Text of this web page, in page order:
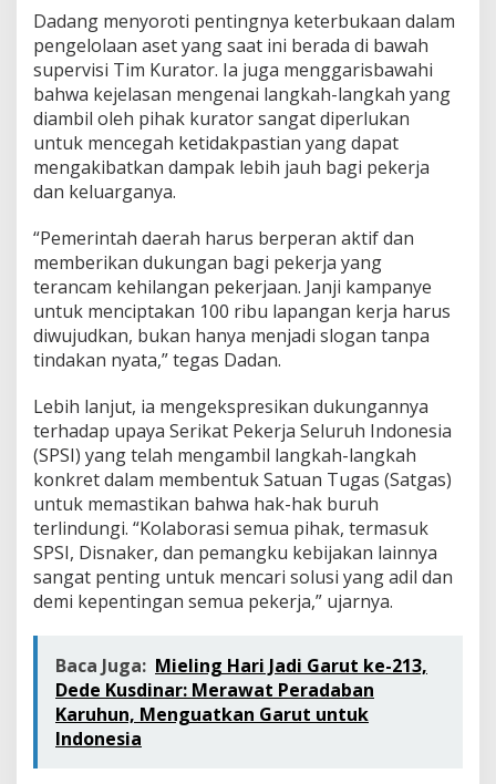
e
n
d
e
s
a
k
n
k
P
e
r
i
n
n
g
a
n
H
a
k
P
e
k
a
Dadang menyoroti pentingnya keterbukaan dalam
pengelolaan aset yang saat ini berada di bawah
supervisi Tim Kurator. Ia juga menggarisbawahi
bahwa kejelasan mengenai langkah-langkah yang
diambil oleh pihak kurator sangat diperlukan
untuk mencegah ketidakpastian yang dapat
mengakibatkan dampak lebih jauh bagi pekerja
dan keluarganya.
“Pemerintah daerah harus berperan aktif dan
memberikan dukungan bagi pekerja yang
terancam kehilangan pekerjaan. Janji kampanye
untuk menciptakan 100 ribu lapangan kerja harus
diwujudkan, bukan hanya menjadi slogan tanpa
tindakan nyata,” tegas Dadan.
Lebih lanjut, ia mengekspresikan dukungannya
terhadap upaya Serikat Pekerja Seluruh Indonesia
(SPSI) yang telah mengambil langkah-langkah
konkret dalam membentuk Satuan Tugas (Satgas)
untuk memastikan bahwa hak-hak buruh
terlindungi. “Kolaborasi semua pihak, termasuk
SPSI, Disnaker, dan pemangku kebijakan lainnya
sangat penting untuk mencari solusi yang adil dan
demi kepentingan semua pekerja,” ujarnya.
Baca Juga: Mieling Hari Jadi Garut ke-213,
Dede Kusdinar: Merawat Peradaban
Karuhun, Menguatkan Garut untuk
Indonesia